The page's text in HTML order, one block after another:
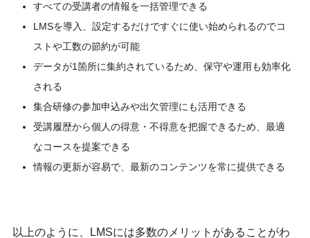
すべての受講者の情報を⼀括管理できる
LMSを導入、設定するだけですぐに使い始められるのでコ
ストや工数の節約が可能
データが1箇所に集約されているため、保守や運用も効率化
される
集合研修の参加申込みや出欠管理にも活用できる
受講履歴から個人の得意・不得意を把握できるため、最適
なコースを提案できる
情報の更新が容易で、最新のコンテンツを常に提供できる
以上のように、LMSには多数のメリットがあることがわ